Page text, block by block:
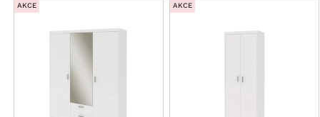
lze kombinovat i s dalšími díly variabilního programu Mega
vyrobeno na Slovensku
AKCE AKCE